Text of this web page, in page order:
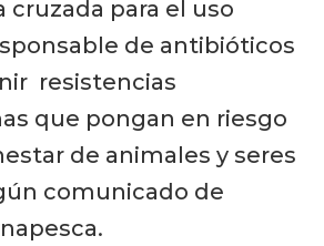
cruzada para el uso
de antibióticos
resistencias
que pongan en riesgo
de animales y seres
comunicado de